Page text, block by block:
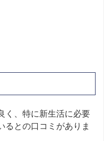
く、特に新生活に必要
るとの口コミがありま